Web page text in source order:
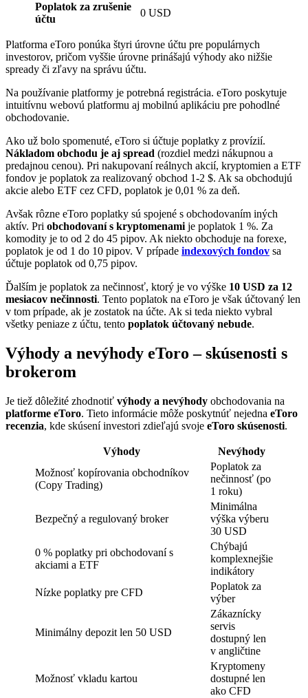
Poplatok za zrušenie
účtu
0 USD
Platforma eToro ponúka štyri úrovne účtu pre populárnych
investorov, pričom vyššie úrovne prinášajú výhody ako nižšie
spready či zľavy na správu účtu.
Na používanie platformy je potrebná registrácia. eToro poskytuje
intuitívnu webovú platformu aj mobilnú aplikáciu pre pohodlné
obchodovanie.
Ako už bolo spomenuté, eToro si účtuje poplatky z provízií.
Nákladom obchodu je aj spread (rozdiel medzi nákupnou a
predajnou cenou). Pri nakupovaní reálnych akcií, kryptomien a ETF
fondov je poplatok za realizovaný obchod 1-2 $. Ak sa obchodujú
akcie alebo ETF cez CFD, poplatok je 0,01 % za deň.
Avšak rôzne eToro poplatky sú spojené s obchodovaním iných
aktív. Pri obchodovaní s kryptomenami je poplatok 1 %. Za
komodity je to od 2 do 45 pipov. Ak niekto obchoduje na forexe,
poplatok je od 1 do 10 pipov. V prípade indexových fondov sa
účtuje poplatok od 0,75 pipov.
Ďalším je poplatok za nečinnosť, ktorý je vo výške 10 USD za 12
mesiacov nečinnosti. Tento poplatok na eToro je však účtovaný len
v tom prípade, ak je zostatok na účte. Ak si teda niekto vybral
všetky peniaze z účtu, tento poplatok účtovaný nebude.
Výhody a nevýhody eToro – skúsenosti s
brokerom
Je tiež dôležité zhodnotiť výhody a nevýhody obchodovania na
platforme eToro. Tieto informácie môže poskytnúť nejedna eToro
recenzia, kde skúsení investori zdieľajú svoje eToro skúsenosti.
Výhody
Nevýhody
Možnosť kopírovania obchodníkov
(Copy Trading)
Poplatok za
nečinnosť (po
1 roku)
Bezpečný a regulovaný broker
Minimálna
výška výberu
30 USD
0 % poplatky pri obchodovaní s
akciami a ETF
Chýbajú
komplexnejšie
indikátory
Nízke poplatky pre CFD
Poplatok za
výber
Minimálny depozit len 50 USD
Zákaznícky
servis
dostupný len
v angličtine
Možnosť vkladu kartou
Kryptomeny
dostupné len
ako CFD